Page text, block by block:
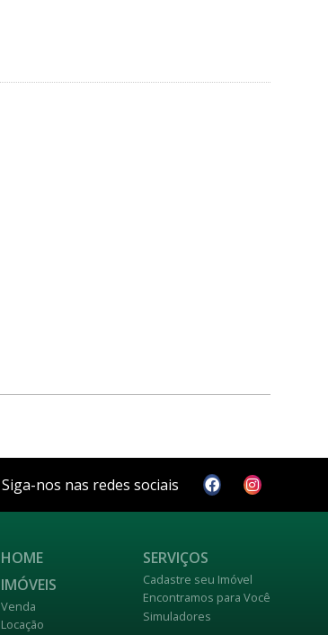
Siga-nos nas redes sociais
HOME
IMÓVEIS
Venda
Locação
SERVIÇOS
Cadastre seu Imóvel
Encontramos para Você
Simuladores